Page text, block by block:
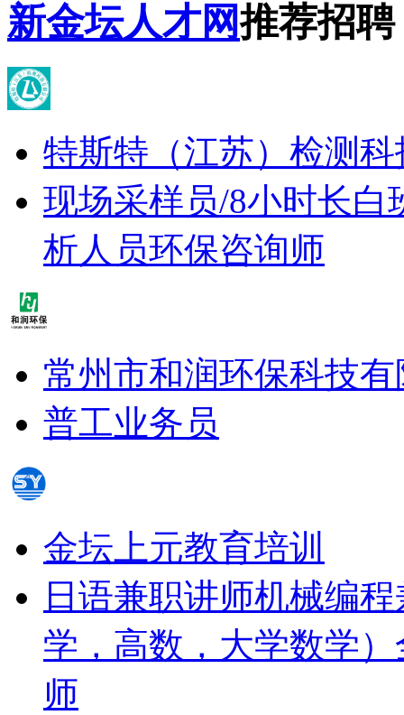
新金坛人才网推荐招聘
特斯特（江苏）检测
现场采样员/8小时长白
析人员环保咨询师
常州市和润环保科技
普工业务员
金坛上元教育培训
日语兼职讲师机械编
学，高数，大学数学）
师